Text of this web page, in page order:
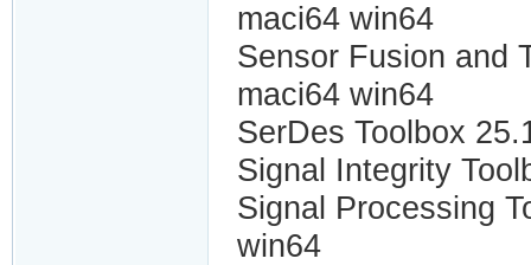
maci64 win64
Sensor Fusion and
maci64 win64
SerDes Toolbox
Signal Integrity
Signal Processing
win64